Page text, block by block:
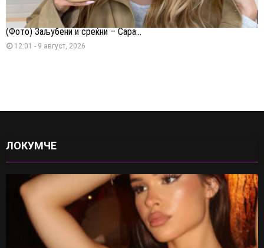
(Фото) Заљубени и среќни – Сара...
12:01 - 9 август, 2026
ЛОКУМЧЕ